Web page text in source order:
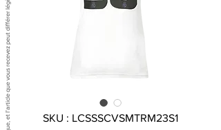
SKU : LCSSSCVSMTRM23S1